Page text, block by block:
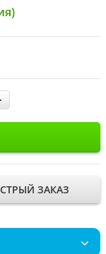
ЗАКАЗ